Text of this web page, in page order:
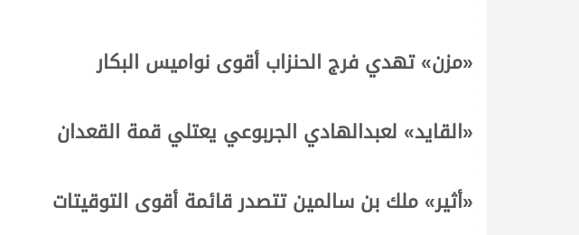
«مزن» تهدي فرج الحنزاب أقوى نواميس البكار
«القايد» لعبدالهادي الجربوعي يعتلي قمة القعدان
«أثير» ملك بن سالمين تتصدر قائمة أقوى التوقيتات